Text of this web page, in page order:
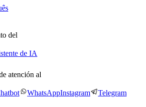
del
de IA
atención al
WhatsAppInstagram Telegram